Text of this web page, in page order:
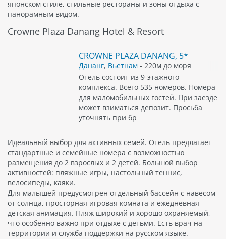
японском стиле, стильные рестораны и зоны отдыха с
панорамным видом.
Crowne Plaza Danang Hotel & Resort
CROWNE PLAZA DANANG, 5*
Дананг, Вьетнам - 220м до моря
Отель состоит из 9-этажного
комплекса. Всего 535 номеров. Номера
для маломобильных гостей. При заезде
может взиматься депозит. Просьба
уточнять при бр…
Идеальный выбор для активных семей. Отель предлагает
стандартные и семейные номера с возможностью
размещения до 2 взрослых и 2 детей. Большой выбор
активностей: пляжные игры, настольный теннис,
велосипеды, каяки.
Для малышей предусмотрен отдельный бассейн с навесом
от солнца, просторная игровая комната и ежедневная
детская анимация. Пляж широкий и хорошо охраняемый,
что особенно важно при отдыхе с детьми. Есть врач на
территории и служба поддержки на русском языке.